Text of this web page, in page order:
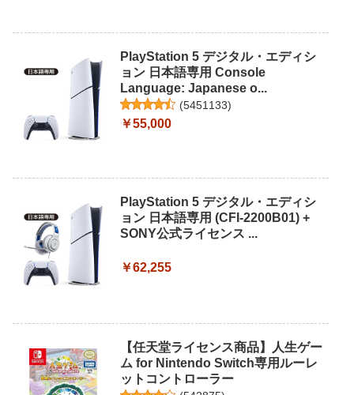
PlayStation 5 デジタル・エディシ
ョン 日本語専用 Console
Language: Japanese o...
(5451133)
￥55,000
PlayStation 5 デジタル・エディシ
ョン 日本語専用 (CFI-2200B01) +
SONY公式ライセンス ...
￥62,255
【任天堂ライセンス商品】人生ゲー
ム for Nintendo Switch専用ルーレ
ットコントローラー